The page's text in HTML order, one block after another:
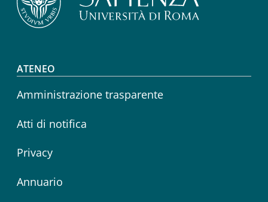
Footer menu
ATENEO
Amministrazione trasparente
Atti di notifica
Privacy
Annuario